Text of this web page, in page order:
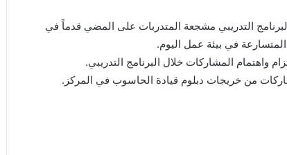
التدريبي مشجعة المتدربات على المضي قدماً في
في بيئة عمل اليوم.
واهتمام المشاركات خلال البرنامج التدريبي.
من خريجات دبلوم قيادة الحاسوب في المركز.